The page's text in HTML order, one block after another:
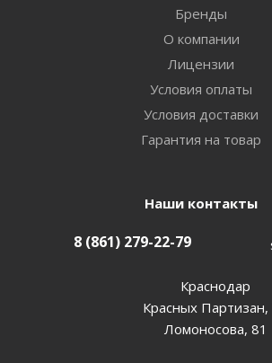
Бренды
О компании
Лицензии
Условия оплаты
Условия доставки
Гарантия на товар
Наши контакты
8 (861) 279-22-79
Краснодар
Красных Партизан,
Ломоносова, 81